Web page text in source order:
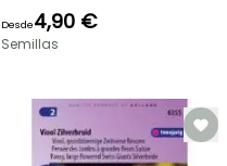
Desde4,90 €
Semillas